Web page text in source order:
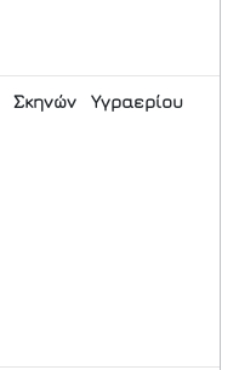
Σκηνών
Υγραερίου